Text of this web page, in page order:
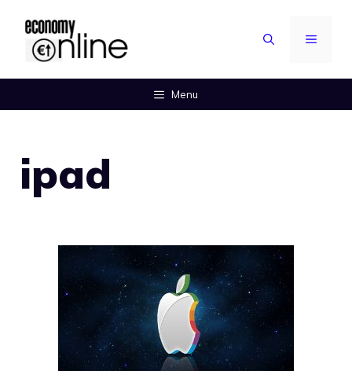
contenuto
MENU
Menu
ipad